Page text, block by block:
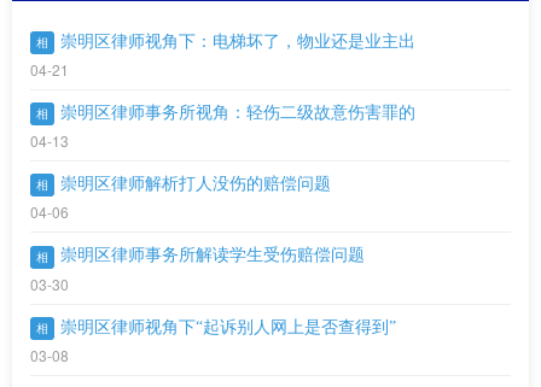
相 崇明区律师视角下：电梯坏了，物业还是业主出
04-21
相 崇明区律师事务所视角：轻伤二级故意伤害罪的
04-13
相 崇明区律师解析打人没伤的赔偿问题
04-06
相 崇明区律师事务所解读学生受伤赔偿问题
03-30
相 崇明区律师视角下“起诉别人网上是否查得到”
03-08